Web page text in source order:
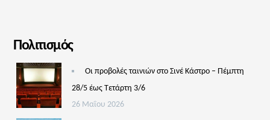
Πολιτισμός
Οι προβολές ταινιών στο Σινέ Κάστρο – Πέμπτη
28/5 έως Τετάρτη 3/6
26 Μαΐου 2026